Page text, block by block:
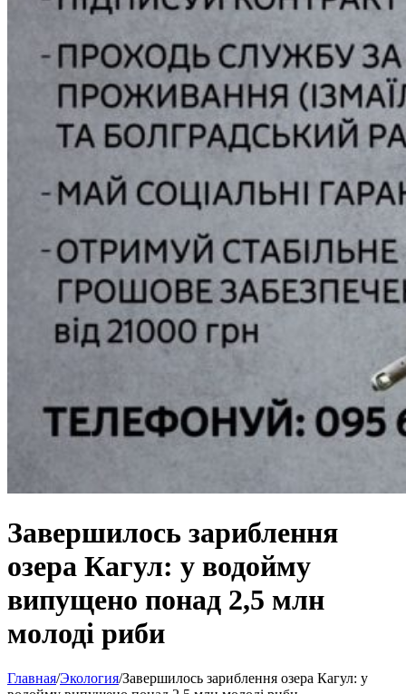
Завершилось зариблення
озера Кагул: у водойму
випущено понад 2,5 млн
молоді риби
Главная/Экология/Завершилось зариблення озера Кагул: у